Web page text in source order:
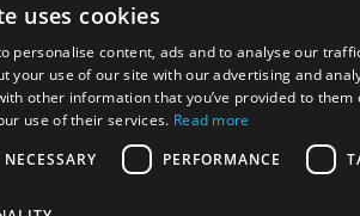
uses cookies
personalise content, ads and to analyse our
your use of our site with our advertising and
other information that you’ve provided to them
use of their services. Read more
PERFORMANCE